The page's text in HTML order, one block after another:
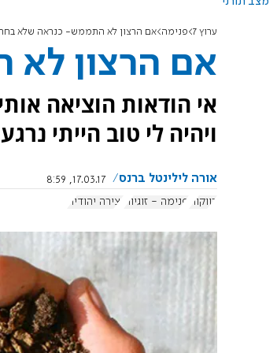
ערוץ 7 פנימה אם הרצון לא התממש- כנראה שלא
אם הרצון
אי הודאות הוציאה
ויהיה לי טוב הייתי
אורה לילינטל ברנס
17.03.17, 8:59
רווקות
פנימה - זוגיות יצירה יהודית